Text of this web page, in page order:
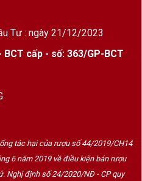
Tư : ngày 21/12/2023
cấp - số: 363/GP-BCT
tác hại của rượu số 44/2019/CH14
6 năm 2019 về điều kiện bán rượu
Nghị định số 24/2020/NĐ - CP quy